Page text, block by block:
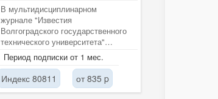
В мультидисциплинарном
журнале "Известия
Волгоградского государственного
технического университета"
публикуются статьи на русском и
английском языках...
Период подписки от 1 мес.
Индекс 80811 от 835 p